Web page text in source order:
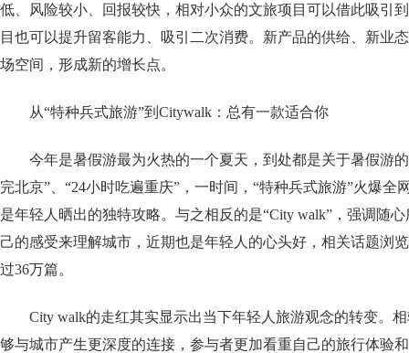
低、风险较小、回报较快，相对小众的文旅项目可以借此吸引
目也可以提升留客能力、吸引二次消费。新产品的供给、新业
场空间，形成新的增长点。
从“特种兵式旅游”到Citywalk：总有一款适合你
今年是暑假游最为火热的一个夏天，到处都是关于暑假游
完北京”、“24小时吃遍重庆”，一时间，“特种兵式旅游”火爆全
是年轻人晒出的独特攻略。与之相反的是“City walk”，强调随
己的感受来理解城市，近期也是年轻人的心头好，相关话题浏
过36万篇。
City walk的走红其实显示出当下年轻人旅游观念的转变。
够与城市产生更深度的连接，参与者更加看重自己的旅行体验